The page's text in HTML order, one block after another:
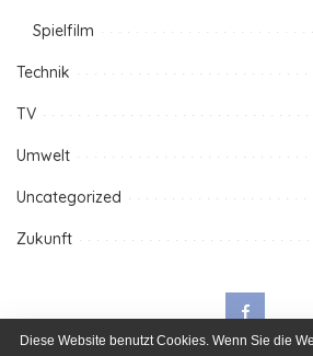
Spielfilm
Technik
TV
Umwelt
Uncategorized
Zukunft
Diese Website benutzt Cookies. Wenn Sie die